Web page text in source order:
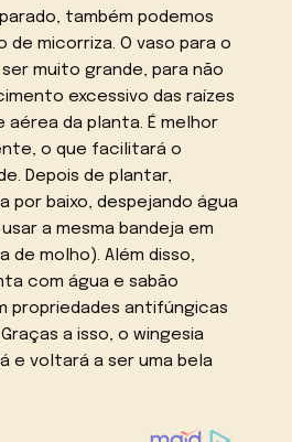
também podemos
de micorriza. O vaso para o
muito grande, para não
excessivo das raízes
da planta. É melhor
o que facilitará o
Depois de plantar,
por baixo, despejando água
a mesma bandeja em
de molho). Além disso,
com água e sabão
propriedades antifúngicas
a isso, o wingesia
e voltará a ser uma bela